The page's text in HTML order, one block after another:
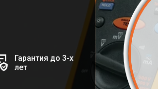
Гарантия до 3-х
лет